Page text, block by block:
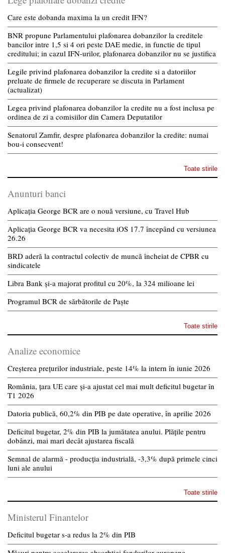
Care este dobanda maxima la un credit IFN?
BNR propune Parlamentului plafonarea dobanzilor la creditele
bancilor intre 1,5 si 4 ori peste DAE medie, in functie de tipul
creditului; in cazul IFN-urilor, plafonarea dobanzilor nu se justifica
Legile privind plafonarea dobanzilor la credite si a datoriilor
preluate de firmele de recuperare se discuta in Parlament
(actualizat)
Legea privind plafonarea dobanzilor la credite nu a fost inclusa pe
ordinea de zi a comisiilor din Camera Deputatilor
Senatorul Zamfir, despre plafonarea dobanzilor la credite: numai
bou-i consecvent!
Toate stirile
Anunturi banci
Aplicația George BCR are o nouă versiune, cu Travel Hub
Aplicația George BCR va necesita iOS 17.7 începând cu versiunea
26.26
BRD aderă la contractul colectiv de muncă încheiat de CPBR cu
sindicatele
Libra Bank și-a majorat profitul cu 20%, la 324 milioane lei
Programul BCR de sărbătorile de Paște
Toate stirile
Analize economice
Creșterea prețurilor industriale, peste 14% la intern în iunie 2026
România, țara UE care și-a ajustat cel mai mult deficitul bugetar în
T1 2026
Datoria publică, 60,2% din PIB pe date operative, în aprilie 2026
Deficitul bugetar, 2% din PIB la jumătatea anului. Plățile pentru
dobânzi, mai mari decât ajustarea fiscală
Semnal de alarmă - producția industrială, -3,3% după primele cinci
luni ale anului
Toate stirile
Ministerul Finantelor
Deficitul bugetar s-a redus la 2% din PIB